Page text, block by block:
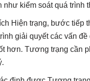
kiểm soát quá trình
Hiện trạng, bước tiếp
giải quyết các vấn
hơn. Tương trạng cần